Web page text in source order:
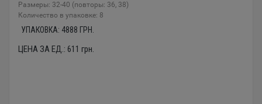
Размеры: 32-40 (повторы: 36, 38)
Количество в упаковке: 8
УПАКОВКА: 4888 ГРН.
ЦЕНА ЗА ЕД.: 611 грн.